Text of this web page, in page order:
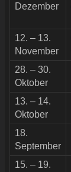
Dezember
12. – 13.
November
28. – 30.
Oktober
13. – 14.
Oktober
18.
September
15. – 19.